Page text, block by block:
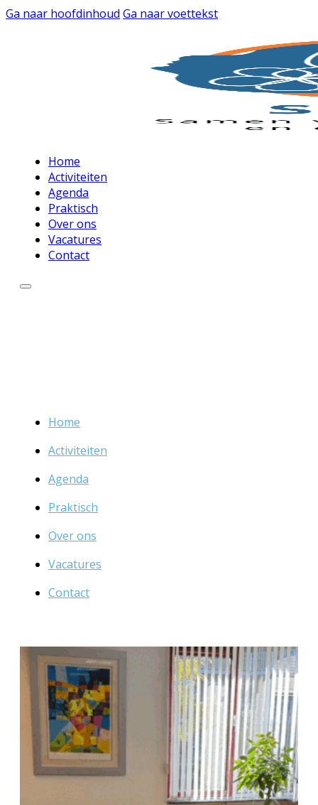
Ga naar hoofdinhoud Ga naar voettekst
Home
Activiteiten
Agenda
Praktisch
Over ons
Vacatures
Contact
Home
Activiteiten
Agenda
Praktisch
Over ons
Vacatures
Contact